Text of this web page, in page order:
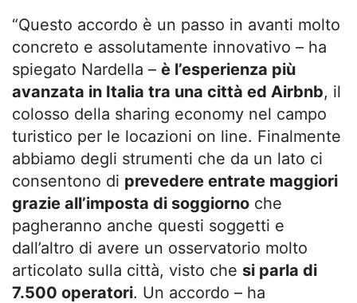
“Questo accordo è un passo in avanti molto
concreto e assolutamente innovativo – ha
spiegato Nardella – è l’esperienza più
avanzata in Italia tra una città ed Airbnb, il
colosso della sharing economy nel campo
turistico per le locazioni on line. Finalmente
abbiamo degli strumenti che da un lato ci
consentono di prevedere entrate maggiori
grazie all’imposta di soggiorno che
pagheranno anche questi soggetti e
dall’altro di avere un osservatorio molto
articolato sulla città, visto che si parla di
7.500 operatori. Un accordo – ha